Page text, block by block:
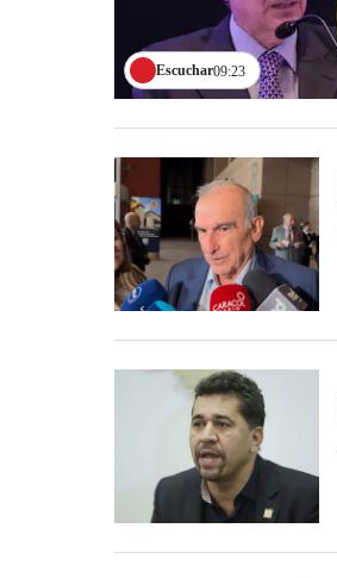
Escuchar09:23